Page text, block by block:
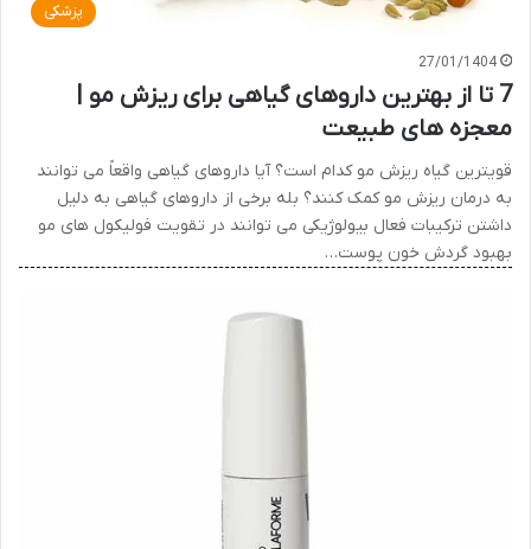
پزشکی
27/01/1404
7 تا از بهترین داروهای گیاهی برای ریزش مو |
معجزه های طبیعت
قویترین گیاه ریزش مو کدام است؟ آیا داروهای گیاهی واقعاً می توانند
به درمان ریزش مو کمک کنند؟ بله برخی از داروهای گیاهی به دلیل
داشتن ترکیبات فعال بیولوژیکی می توانند در تقویت فولیکول های مو
بهبود گردش خون پوست…